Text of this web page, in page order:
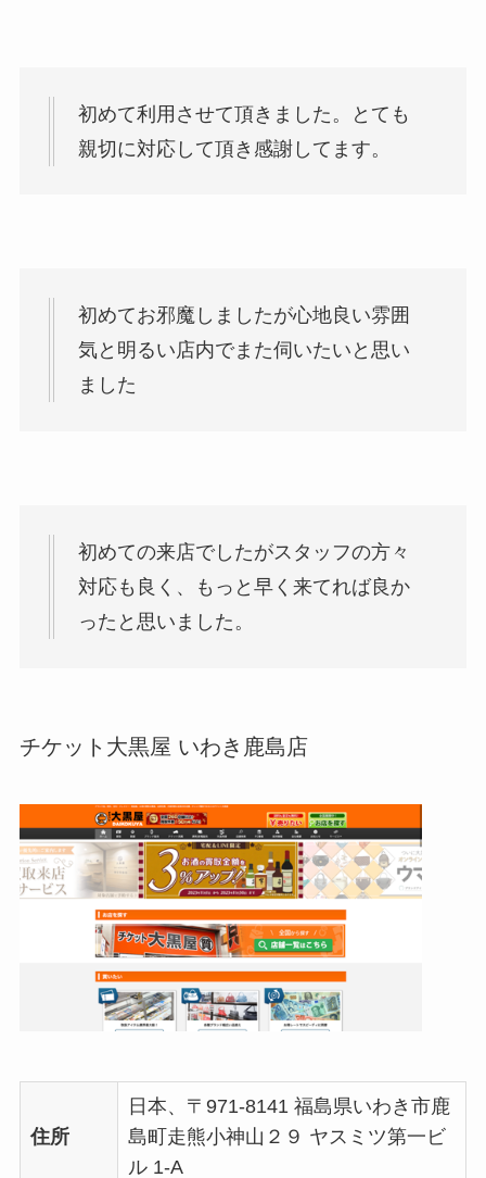
初めて利用させて頂きました。とても
親切に対応して頂き感謝してます。
初めてお邪魔しましたが心地良い雰囲
気と明るい店内でまた伺いたいと思い
ました
初めての来店でしたがスタッフの方々
対応も良く、もっと早く来てれば良か
ったと思いました。
チケット大黒屋 いわき鹿島店
住所
日本、〒971-8141 福島県いわき市鹿
島町走熊小神山２９ ヤスミツ第一ビ
ル 1-A